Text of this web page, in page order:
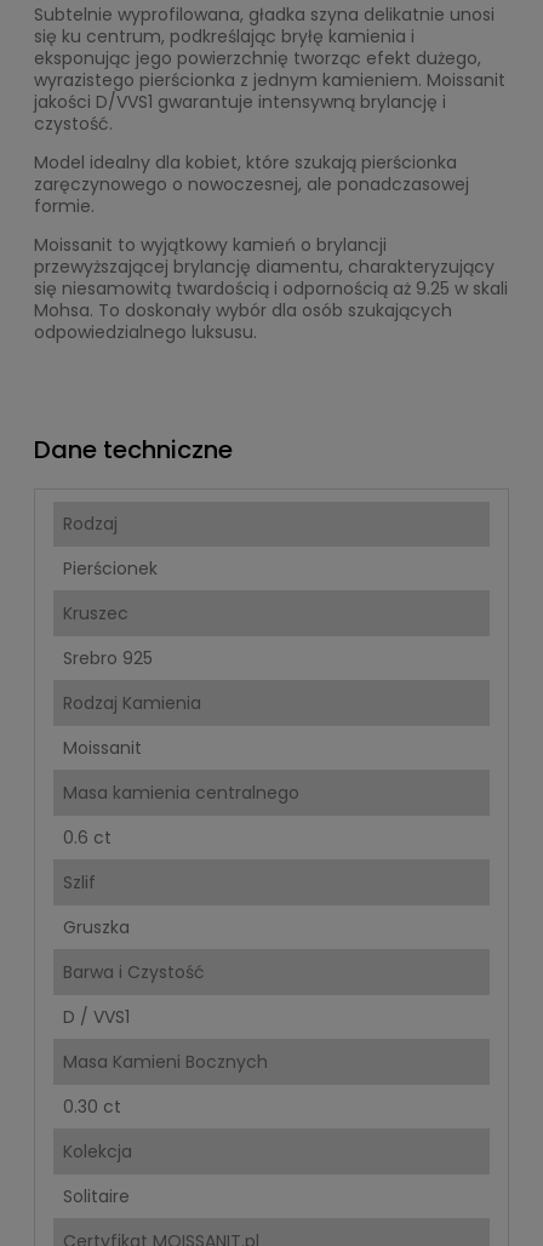
Subtelnie wyprofilowana, gładka szyna delikatnie unosi
się ku centrum, podkreślając bryłę kamienia i
eksponując jego powierzchnię tworząc efekt dużego,
wyrazistego pierścionka z jednym kamieniem. Moissanit
jakości D/VVS1 gwarantuje intensywną brylancję i
czystość.
Model idealny dla kobiet, które szukają pierścionka
zaręczynowego o nowoczesnej, ale ponadczasowej
formie.
Moissanit to wyjątkowy kamień o brylancji
przewyższającej brylancję diamentu, charakteryzujący
się niesamowitą twardością i odpornością aż 9.25 w skali
Mohsa. To doskonały wybór dla osób szukających
odpowiedzialnego luksusu.
Dane techniczne
Rodzaj
Pierścionek
Kruszec
Srebro 925
Rodzaj Kamienia
Moissanit
Masa kamienia centralnego
0.6 ct
Szlif
Gruszka
Barwa i Czystość
D / VVS1
Masa Kamieni Bocznych
0.30 ct
Kolekcja
Solitaire
Certyfikat MOISSANIT.pl